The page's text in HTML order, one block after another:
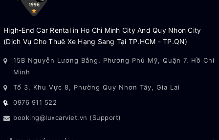
thành
Đưa
sân
bay
chặng
hệ
Phí tài xế,
chờ tiêu
Phí sân
bay nếu
Giá chưa bao gồm: xăng, phí cầu đường, bãi đỗ, VAT (nếu
Đặt cọc theo quy định; hoàn cọc khi nghiệm thu xe đạt yêu
High-End Car Rental in Ho Chi Minh City And Quy Nhon City
(Dịch Vụ Cho Thuê Xe Hạng Sang Tại TP.HCM - TP.QN)
15B Nguyễn Lương Bằng, Phường Phú Mỹ, Quận 7, Hồ Chí
Minh
Tổ 3, Khu Vực 8, Phường Quy Nhơn Tây, Gia Lai
0976 911 522
booking@luxcarviet.vn (Support)